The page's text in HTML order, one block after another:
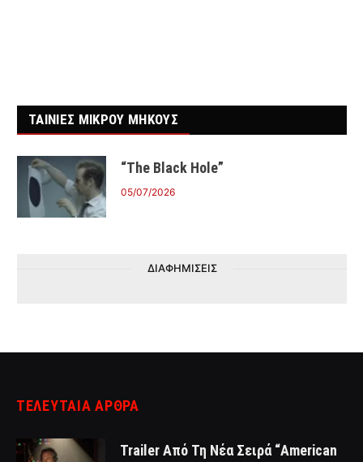
ΤΑΙΝΙΕΣ ΜΙΚΡΟΥ ΜΗΚΟΥΣ
“The Black Hole”
05/07/2026
ΔΙΑΦΗΜΙΣΕΙΣ
ΤΕΛΕΥΤΑΙΑ ΑΡΘΡΑ
Trailer Από Τη Νέα Σειρά “American